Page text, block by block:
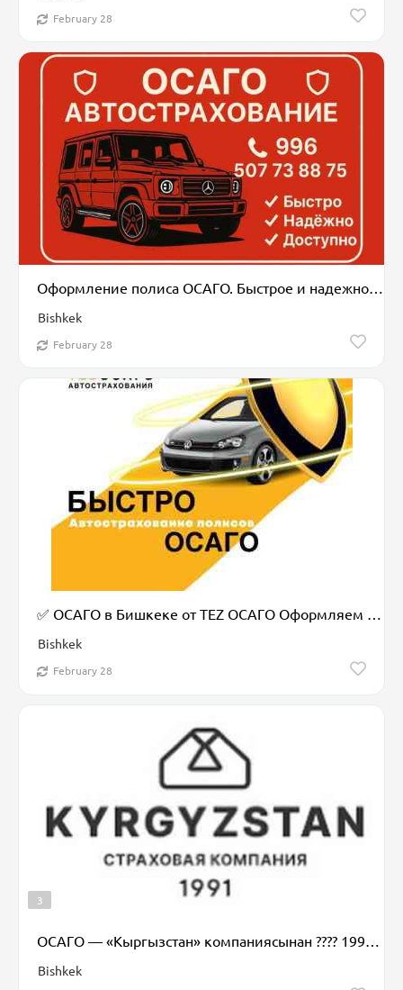
February 28
Оформление полиса ОСАГО. Быстрое и надежное автострахование
Bishkek
February 28
✅ ОСАГО в Бишкеке от TEZ ОСАГО Оформляем быстро, удобно и надёжно: ????
Bishkek
February 28
3
Bishkek